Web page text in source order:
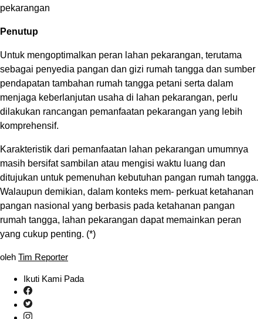
pekarangan
Penutup
Untuk mengoptimalkan peran lahan pekarangan, terutama
sebagai penyedia pangan dan gizi rumah tangga dan sumber
pendapatan tambahan rumah tangga petani serta dalam
menjaga keberlanjutan usaha di lahan pekarangan, perlu
dilakukan rancangan pemanfaatan pekarangan yang lebih
komprehensif.
Karakteristik dari pemanfaatan lahan pekarangan umumnya
masih bersifat sambilan atau mengisi waktu luang dan
ditujukan untuk pemenuhan kebutuhan pangan rumah tangga.
Walaupun demikian, dalam konteks mem- perkuat ketahanan
pangan nasional yang berbasis pada ketahanan pangan
rumah tangga, lahan pekarangan dapat memainkan peran
yang cukup penting. (*)
oleh Tim Reporter
Ikuti Kami Pada